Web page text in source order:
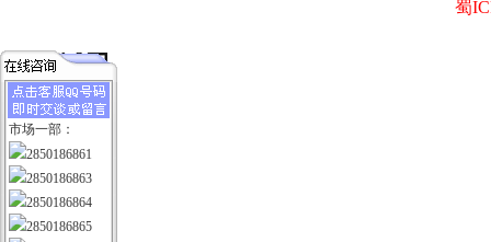
蜀
市场一部：
2850186861
2850186863
2850186864
2850186865